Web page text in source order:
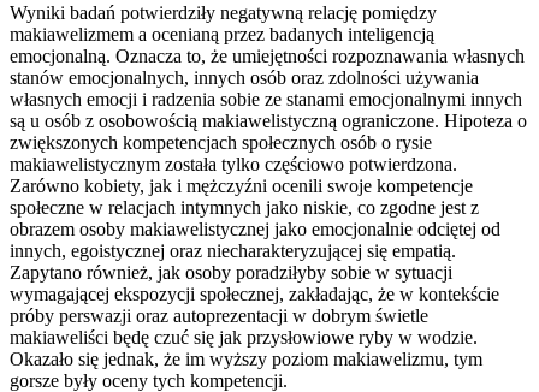
Wyniki badań potwierdziły negatywną relację pomiędzy
makiawelizmem a ocenianą przez badanych inteligencją
emocjonalną. Oznacza to, że umiejętności rozpoznawania własnych
stanów emocjonalnych, innych osób oraz zdolności używania
własnych emocji i radzenia sobie ze stanami emocjonalnymi innych
są u osób z osobowością makiawelistyczną ograniczone. Hipoteza o
zwiększonych kompetencjach społecznych osób o rysie
makiawelistycznym została tylko częściowo potwierdzona.
Zarówno kobiety, jak i mężczyźni ocenili swoje kompetencje
społeczne w relacjach intymnych jako niskie, co zgodne jest z
obrazem osoby makiawelistycznej jako emocjonalnie odciętej od
innych, egoistycznej oraz niecharakteryzującej się empatią.
Zapytano również, jak osoby poradziłyby sobie w sytuacji
wymagającej ekspozycji społecznej, zakładając, że w kontekście
próby perswazji oraz autoprezentacji w dobrym świetle
makiaweliści będę czuć się jak przysłowiowe ryby w wodzie.
Okazało się jednak, że im wyższy poziom makiawelizmu, tym
gorsze były oceny tych kompetencji.